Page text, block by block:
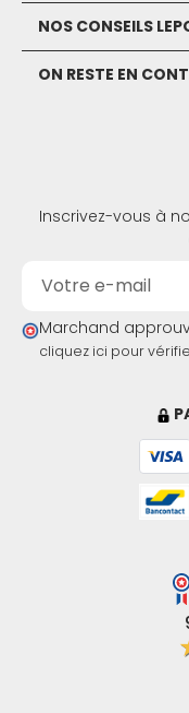
NOS CONSEILS
ON RESTE EN
Inscrivez-vous à
Marchand
cliquez ici pour